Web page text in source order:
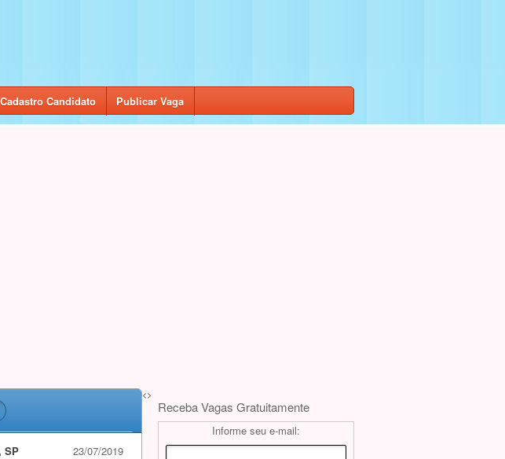
Cadastro Candidato Publicar Vaga
<>
SP
23/07/2019
Receba Vagas Gratuitamente
Informe seu e-mail: